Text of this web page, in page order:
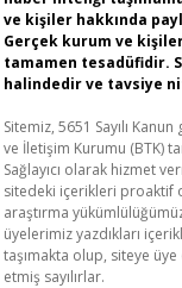
ve kişiler hakkında
Gerçek kurum ve
tamamen tesadüfidir.
halindedir ve tavsiye
Sitemiz, 5651 Sayılı
ve İletişim Kurumu (BTK)
Sağlayıcı olarak hizmet
sitedeki içerikleri proaktif
araştırma
üyelerimiz yazdıkları
taşımakta olup, siteye
etmiş sayılırlar.